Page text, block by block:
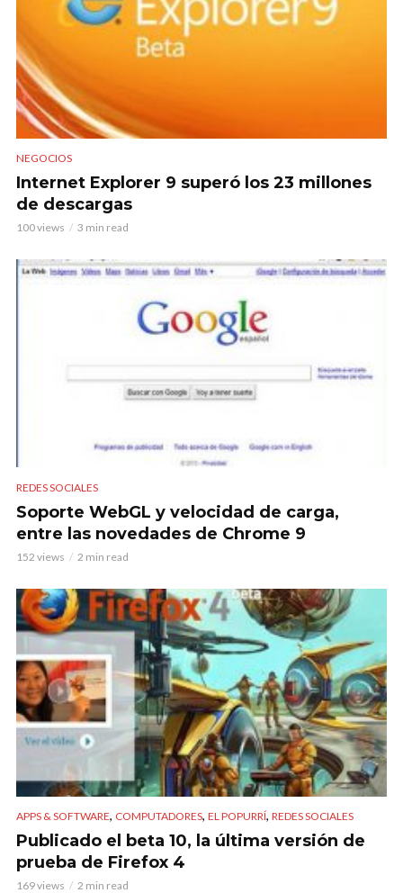
NEGOCIOS
Internet Explorer 9 superó los 23 millones
de descargas
100 views 3 min read
REDES SOCIALES
Soporte WebGL y velocidad de carga,
entre las novedades de Chrome 9
152 views 2 min read
APPS & SOFTWARE, COMPUTADORES, EL POPURRÍ, REDES SOCIALES
Publicado el beta 10, la última versión de
prueba de Firefox 4
169 views 2 min read